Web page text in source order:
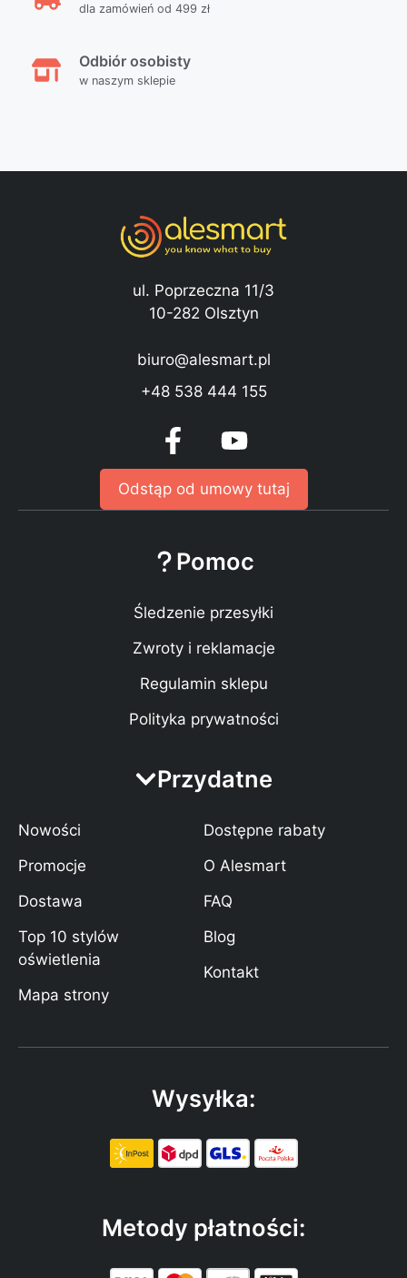
dla zamówień od 499 zł
Odbiór osobisty
w naszym sklepie
ul. Poprzeczna 11/3
10-282 Olsztyn
biuro@alesmart.pl
+48 538 444 155
Odstąp od umowy tutaj
Pomoc
Śledzenie przesyłki
Zwroty i reklamacje
Regulamin sklepu
Polityka prywatności
Przydatne
Nowości
Promocje
Dostawa
Top 10 stylów
oświetlenia
Mapa strony
Dostępne rabaty
O Alesmart
FAQ
Blog
Kontakt
Wysyłka:
Metody płatności: